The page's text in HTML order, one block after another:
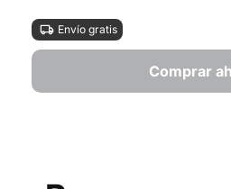
Envío gratis
Comprar